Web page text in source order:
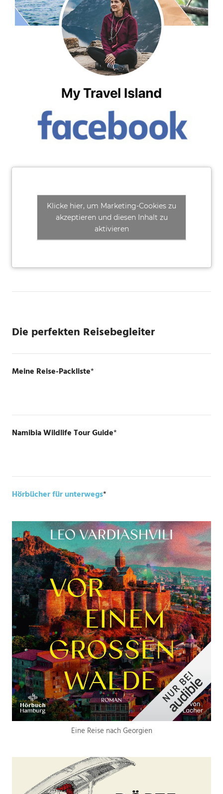
Klicke hier, um Marketing-Cookies zu
akzeptieren und diesen Inhalt zu
aktivieren
Die perfekten Reisebegleiter
Meine Reise-Packliste*
Namibia Wildlife Tour Guide*
Hörbücher für unterwegs*
Eine Reise nach Georgien